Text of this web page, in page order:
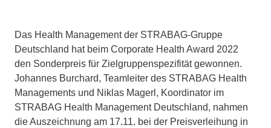
Das Health Management der STRABAG-Gruppe
Deutschland hat beim Corporate Health Award 2022
den Sonderpreis für Zielgruppenspezifität gewonnen.
Johannes Burchard, Teamleiter des STRABAG Health
Managements und Niklas Magerl, Koordinator im
STRABAG Health Management Deutschland, nahmen
die Auszeichnung am 17.11. bei der Preisverleihung in